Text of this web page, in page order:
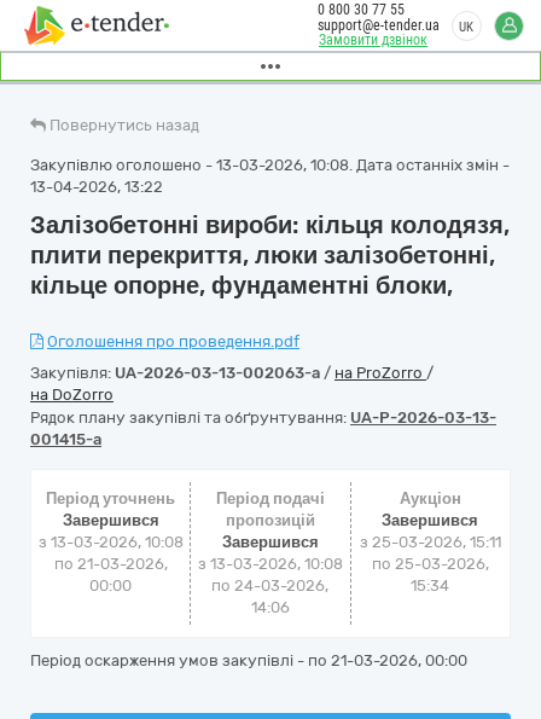
Замовити дзвінок
0 800 30 77 55
support@e-tender.ua
UK
Повернутись назад
Закупівлю оголошено - 13-03-2026, 10:08. Дата останніх змін -
13-04-2026, 13:22
Залізобетонні вироби: кільця колодязя,
плити перекриття, люки залізобетонні,
кільце опорне, фундаментні блоки,
Оголошення про проведення.pdf
Закупівля: UA-2026-03-13-002063-a / на ProZorro /
на DoZorro
Рядок плану закупівлі та обґрунтування: UA-P-2026-03-13-
001415-a
Період уточнень
Завершився
з 13-03-2026, 10:08
по 21-03-2026,
00:00
Період подачі
пропозицій
Завершився
з 13-03-2026, 10:08
по 24-03-2026,
14:06
Аукціон
Завершився
з 25-03-2026, 15:11
по 25-03-2026,
15:34
Період оскарження умов закупівлі - по 21-03-2026, 00:00